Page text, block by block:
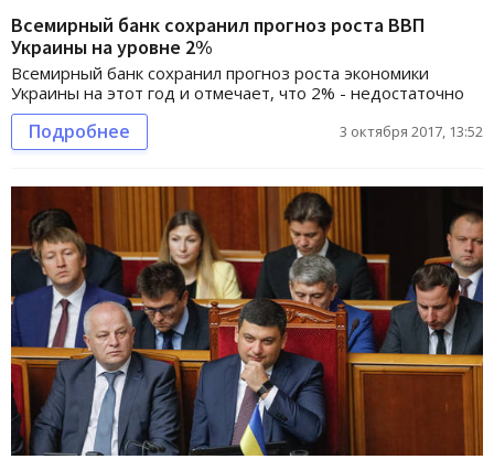
Всемирный банк сохранил прогноз роста ВВП
Украины на уровне 2%
Всемирный банк сохранил прогноз роста экономики
Украины на этот год и отмечает, что 2% - недостаточно
Подробнее 3 октября 2017, 13:52